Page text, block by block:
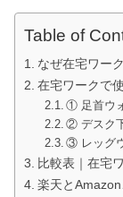
Table of
なぜ在宅ワー
在宅ワークで
① 足首ウ
② デスク
③ レッグ
比較表｜在宅
楽天と